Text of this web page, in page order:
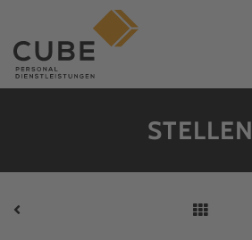
Zum Hauptinhalt springen
Zur Hauptnavigation springen
STELLEN